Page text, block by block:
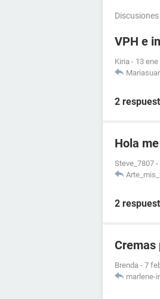
VPH e
Kiria - 13
2
Hola
Steve_7807 -
2
Cremas
Brenda - 7
marlene-